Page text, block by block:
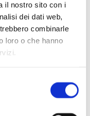
il nostro sito con i
dei dati web,
combinarle
loro o che hanno
era ben inserito e
I Mozart però
accanto al
e accanto al
che ancora si